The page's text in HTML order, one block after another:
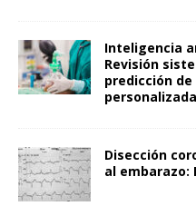
Inteligencia
Revisión
predicción
Disección
al embarazo: